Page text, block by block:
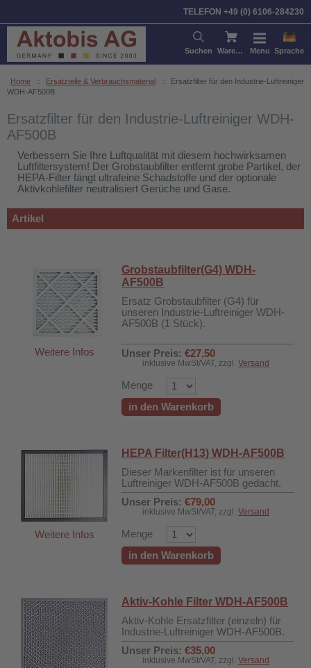
TELEFON +49 (0) 6106-284230
Suchen Warenkorb Menu Sprache
626L
Home :: Ersatzteile & Verbrauchsmaterial ::
Ersatzfilter für den Industrie-Luftreiniger
WDH-AF500B
Ersatzfilter für den Industrie-Luftreiniger WDH-
AF500B
Verbessern Sie Ihre Luftqualität mit diesem hochwirksamen
Luftfiltersystem! Der Grobstaubfilter entfernt grobe Partikel, der
HEPA-Filter fängt ultrafeine Schadstoffe und der optionale
Aktivkohlefilter neutralisiert Gerüche und Gase.
Artikel
Sortieren nach: Artikel Preis
Weitere Infos
Grobstaubfilter(G4) WDH-
AF500B
Ersatz Grobstaubfilter (G4) für
unseren Industrie-Luftreiniger WDH-
AF500B (1 Stück).
Unser Preis: €27,50
inklusive MwSt/VAT, zzgl. Versand
Menge
in den Warenkorb
Weitere Infos
HEPA Filter(H13) WDH-AF500B
Dieser Markenfilter ist für unseren
Luftreiniger WDH-AF500B gedacht.
Unser Preis: €79,00
inklusive MwSt/VAT, zzgl. Versand
Menge
in den Warenkorb
Aktiv-Kohle Filter WDH-AF500B
Aktiv-Kohle Ersatzfilter (einzeln) für
Industrie-Luftreiniger WDH-AF500B.
Unser Preis: €35,00
inklusive MwSt/VAT, zzgl. Versand